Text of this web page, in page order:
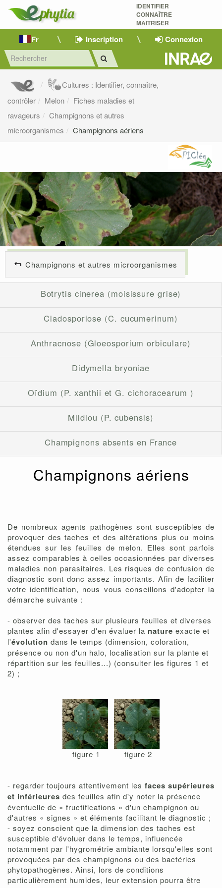
IDENTIFIER
CONNAÎTRE
MAÎTRISER
Fr Inscription Connexion
Cultures : Identifier, connaître,
contrôler
Melon
Fiches maladies et
ravageurs
Champignons et autres
microorganismes
Champignons aériens
Champignons et autres microorganismes
Botrytis cinerea (moisissure grise)
Cladosporiose (C. cucumerinum)
Anthracnose (Gloeosporium orbiculare)
Didymella bryoniae
Oïdium (P. xanthii et G. cichoracearum )
Mildiou (P. cubensis)
Champignons absents en France
Champignons aériens
De nombreux agents pathogènes sont susceptibles de
provoquer des taches et des altérations plus ou moins
étendues sur les feuilles de melon. Elles sont parfois
assez comparables à celles occasionnées par diverses
maladies non parasitaires. Les risques de confusion de
diagnostic sont donc assez importants. Afin de faciliter
votre identification, nous vous conseillons d'adopter la
démarche suivante :
- observer des taches sur plusieurs feuilles et diverses
plantes afin d'essayer d'en évaluer la nature exacte et
l'évolution dans le temps (dimension, coloration,
présence ou non d'un halo, localisation sur la plante et
répartition sur les feuilles...) (consulter les figures 1 et
2) ;
figure 1 figure 2
- regarder toujours attentivement les faces supérieures
et inférieures des feuilles afin d'y noter la présence
éventuelle de « fructifications » d'un champignon ou
d'autres « signes » et éléments facilitant le diagnostic ;
- soyez conscient que la dimension des taches est
susceptible d'évoluer dans le temps, influencée
notamment par l'hygrométrie ambiante lorsqu'elles sont
provoquées par des champignons ou des bactéries
phytopathogènes. Ainsi, lors de conditions
particulièrement humides, leur extension pourra être